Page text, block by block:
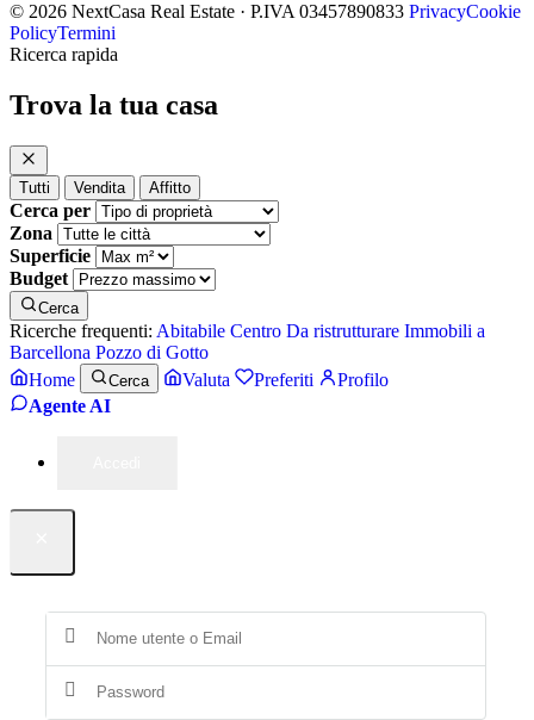
© 2026 NextCasa Real Estate · P.IVA 03457890833 PrivacyCookie
PolicyTermini
Ricerca rapida
Trova la tua casa
Tutti Vendita Affitto
Cerca per
Zona
Superficie
Budget
Cerca
Ricerche frequenti: Abitabile Centro Da ristrutturare Immobili a
Barcellona Pozzo di Gotto
Home
Cerca Valuta Preferiti
Profilo
Agente AI